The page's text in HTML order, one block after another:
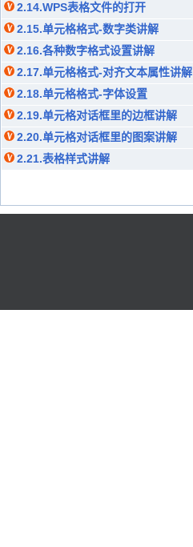
2.14.WPS表格文件的打开
2.15.单元格格式-数字类讲解
2.16.各种数字格式设置讲解
2.17.单元格格式-对齐文本属性讲解
2.18.单元格格式-字体设置
2.19.单元格对话框里的边框讲解
2.20.单元格对话框里的图案讲解
2.21.表格样式讲解